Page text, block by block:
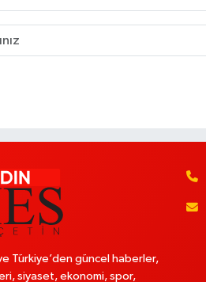
Türkiye’den güncel haberler,
siyaset, ekonomi, spor,